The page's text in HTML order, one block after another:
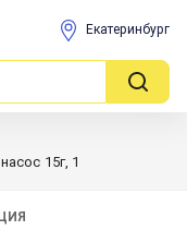
Екатеринбург
15г, 1